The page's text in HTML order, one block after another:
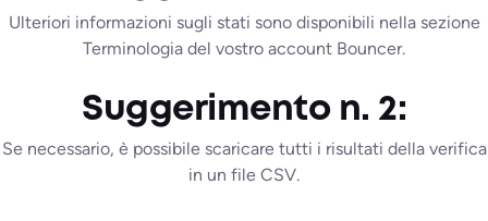
Ulteriori informazioni sugli stati sono disponibili nella sezione
Terminologia del vostro account Bouncer.
Suggerimento n. 2:
Se necessario, è possibile scaricare tutti i risultati della verifica
in un file CSV.